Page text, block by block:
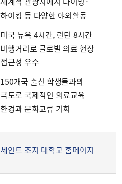
하이킹 등 다양한 야외활동
미국 뉴욕 4시간, 런던 8시간
비행거리로 글로벌 의료 현장
접근성 우수
150개국 출신 학생들과의
극도로 국제적인 의료교육
환경과 문화교류 기회
세인트 조지 대학교 홈페이지